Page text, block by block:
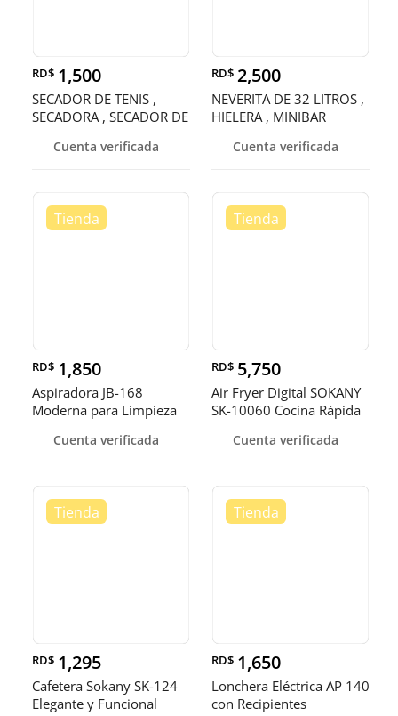
RD$ 1,500
SECADOR DE TENIS ,
SECADORA , SECADOR DE
Cuenta verificada
RD$ 2,500
NEVERITA DE 32 LITROS ,
HIELERA , MINIBAR
Cuenta verificada
RD$ 1,850
Aspiradora JB-168
Moderna para Limpieza
Cuenta verificada
RD$ 5,750
Air Fryer Digital SOKANY
SK-10060 Cocina Rápida
Cuenta verificada
RD$ 1,295
Cafetera Sokany SK-124
Elegante y Funcional
RD$ 1,650
Lonchera Eléctrica AP 140
con Recipientes